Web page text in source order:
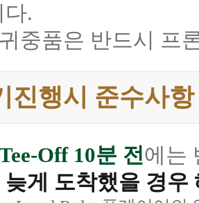
다.
귀중품은 반드시 프
진행시 준수사항
Off 10분 전에는
늦게 도착했을 경